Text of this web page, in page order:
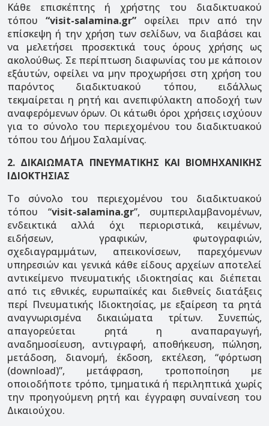
Κάθε επισκέπτης ή χρήστης του διαδικτυακού
τόπου“visit-salamina.gr” οφείλει πριν από την
επίσκεψη ή την χρήση των σελίδων, να διαβάσει και
να μελετήσει προσεκτικά τους όρους χρήσης ως
ακολούθως. Σε περίπτωση διαφωνίας του με κάποιον
εξ΄αυτών, οφείλει να μην προχωρήσει στη χρήση του
παρόντος διαδικτυακού τόπου, ειδάλλως
τεκμαίρεται η ρητή και ανεπιφύλακτη αποδοχή των
αναφερόμενων όρων. Οι κάτωθι όροι χρήσεις ισχύουν
για το σύνολο του περιεχομένου του διαδικτυακού
τόπου του Δήμου Σαλαμίνας.
2. ΔΙΚΑΙΩΜΑΤΑ ΠΝΕΥΜΑΤΙΚΗΣ ΚΑΙ ΒΙΟΜΗΧΑΝΙΚΗΣ
ΙΔΙΟΚΤΗΣΙΑΣ
Το σύνολο του περιεχομένου του διαδικτυακού
τόπου “visit-salamina.gr”, συμπεριλαμβανομένων,
ενδεικτικά αλλά όχι περιοριστικά, κειμένων,
ειδήσεων, γραφικών, φωτογραφιών,
σχεδιαγραμμάτων, απεικονίσεων, παρεχόμενων
υπηρεσιών και γενικά κάθε είδους αρχείων αποτελεί
αντικείμενο πνευματικής ιδιοκτησίας και διέπεται
από τις εθνικές, ευρωπαϊκές και διεθνείς διατάξεις
περί Πνευματικής Ιδιοκτησίας, με εξαίρεση τα ρητά
αναγνωρισμένα δικαιώματα τρίτων. Συνεπώς,
απαγορεύεται ρητά η αναπαραγωγή,
αναδημοσίευση, αντιγραφή, αποθήκευση, πώληση,
μετάδοση, διανομή, έκδοση, εκτέλεση, “φόρτωση
(download)”, μετάφραση, τροποποίηση με
οποιοδήποτε τρόπο, τμηματικά ή περιληπτικά χωρίς
την προηγούμενη ρητή και έγγραφη συναίνεση του
Δικαιούχου.